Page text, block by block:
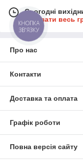
Сьогодні
Показати весь
Про нас
Контакти
Доставка та оплата
Графік роботи
Повна версія сайту
КНОПКА
ЗВ'ЯЗКУ